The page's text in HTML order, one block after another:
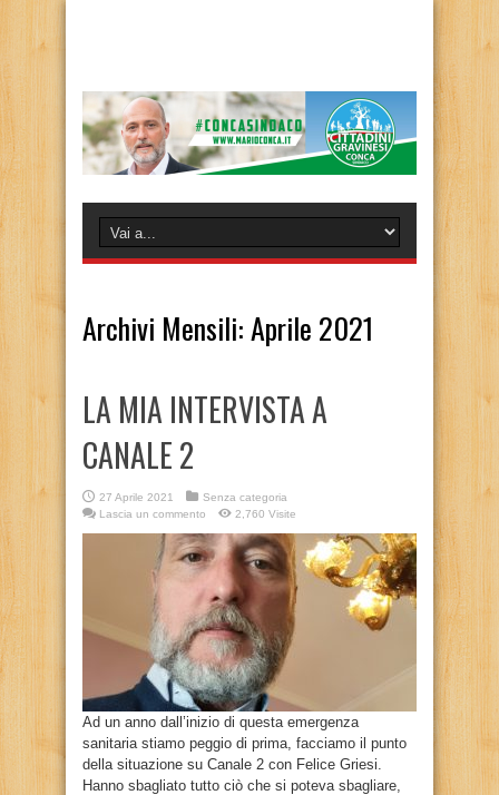
Archivi Mensili:Aprile 2021
LA MIA INTERVISTA A
CANALE 2
27 Aprile 2021
Senza categoria
Lascia un commento
2,760 Visite
Ad un anno dall’inizio di questa emergenza
sanitaria stiamo peggio di prima, facciamo il punto
della situazione su Canale 2 con Felice Griesi.
Hanno sbagliato tutto ciò che si poteva sbagliare,